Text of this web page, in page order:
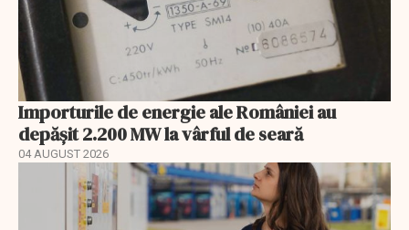
Importurile de energie ale României au
depășit 2.200 MW la vârful de seară
04 AUGUST 2026